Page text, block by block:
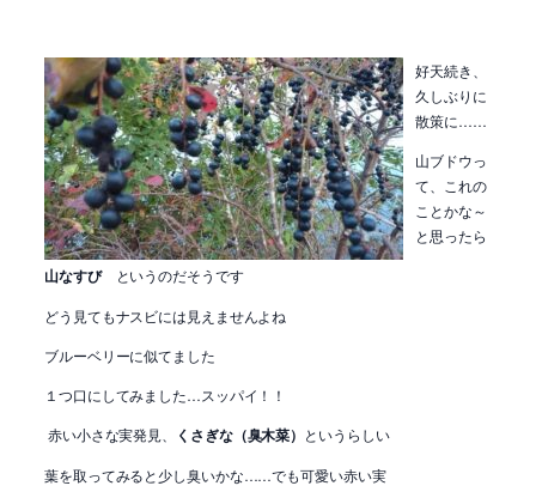
好天続き、
久しぶりに
散策に……
山ブドウっ
て、これの
ことかな～
と思ったら
山なすび
というのだそうです
どう見てもナスビには見えませんよね
ブルーベリーに似てました
１つ口にしてみました…スッパイ！！
赤い小さな実発見、
くさぎな（臭木菜） というらしい
葉を取ってみると少し臭いかな……でも可愛い赤い実